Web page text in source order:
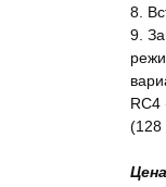
8.
9.
RC4
(128